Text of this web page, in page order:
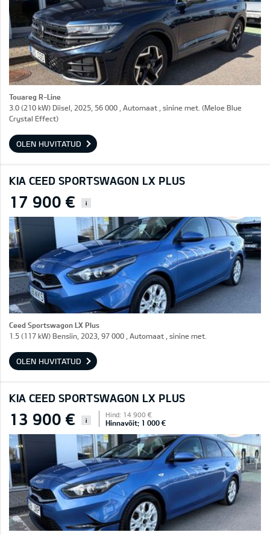
Touareg R-Line
3.0 (210 kW) Diisel, 2025, 56 000 , Automaat , sinine met. (Meloe Blue
Crystal Effect)
OLEN HUVITATUD
KIA CEED SPORTSWAGON LX PLUS
17 900 € i
Ceed Sportswagon LX Plus
1.5 (117 kW) Bensiin, 2023, 97 000 , Automaat , sinine met.
OLEN HUVITATUD
KIA CEED SPORTSWAGON LX PLUS
13 900 € i
Hind: 14 900 €
Hinnavõit: 1 000 €